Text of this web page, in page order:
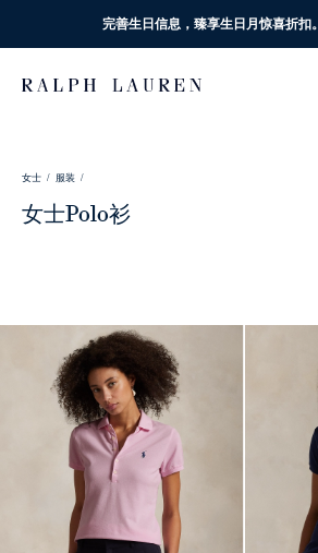
完善生日信息，臻享生日月惊喜折扣。
流行分类
女士 / 服装 /
女士Polo衫